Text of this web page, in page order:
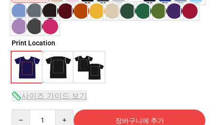
Print Location
사이즈 가이드 보기
장바구니에 추가